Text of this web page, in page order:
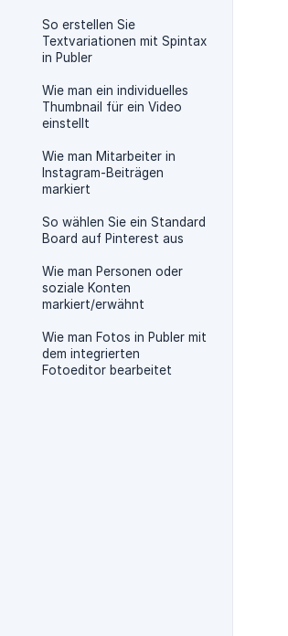
So erstellen Sie
Textvariationen mit Spintax
in Publer
Wie man ein individuelles
Thumbnail für ein Video
einstellt
Wie man Mitarbeiter in
Instagram-Beiträgen
markiert
So wählen Sie ein Standard
Board auf Pinterest aus
Wie man Personen oder
soziale Konten
markiert/erwähnt
Wie man Fotos in Publer mit
dem integrierten
Fotoeditor bearbeitet